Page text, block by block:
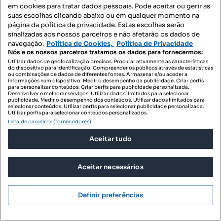
Moradia T2 em Santiago de Litém, Pombal
Tipologia
T2
Preço por metro quadrado
90 m²
Destacado
Century 21 Aliança
Profissional
em cookies para tratar dados pessoais. Pode aceitar ou gerir as
suas escolhas clicando abaixo ou em qualquer momento na
página da política de privacidade. Estas escolhas serão
sinalizadas aos nossos parceiros e não afetarão os dados de
navegação. Política de Cookies, Política de Privacidade
Nós e os nossos parceiros tratamos os dados para fornecermos:
Utilizar dados de geolocalização precisos. Procurar ativamente as características
do dispositivo para identificação. Compreender os públicos através de estatísticas
ou combinações de dados de diferentes fontes. Armazenar e/ou aceder a
informações num dispositivo. Medir o desempenho da publicidade. Criar perfis
para personalizar conteúdos. Criar perfis para publicidade personalizada.
Desenvolver e melhorar serviços. Utilizar dados limitados para selecionar
publicidade. Medir o desempenho dos conteúdos. Utilizar dados limitados para
selecionar conteúdos. Utilizar perfis para selecionar publicidade personalizada.
Utilizar perfis para selecionar conteúdos personalizados.
Lista de parceiros (fornecedores)
Aceitar tudo
Aceitar necessários
Definir preferências